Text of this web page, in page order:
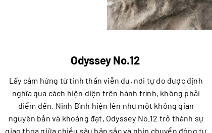
Odyssey No.12
Lấy cảm hứng từ tinh thần viễn du, nơi tự do được định
nghĩa qua cách hiện diện trên hành trình, không phải
điểm đến. Ninh Bình hiện lên như một không gian
nguyên bản và khoáng đạt, Odyssey No.12 trở thành sự
giao thoa giữa chiều sâu bản sắc và nhịp chuyển động tự